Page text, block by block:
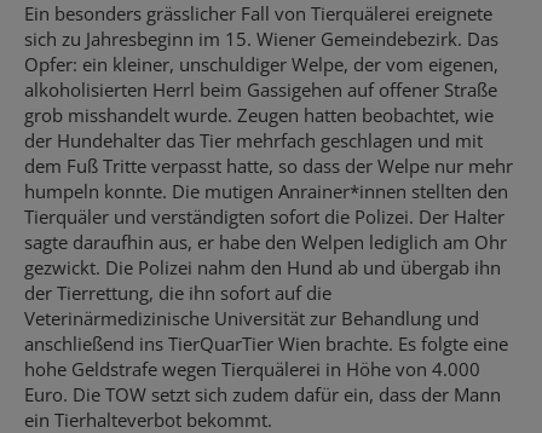
Ein besonders grässlicher Fall von Tierquälerei ereignete
sich zu Jahresbeginn im 15. Wiener Gemeindebezirk. Das
Opfer: ein kleiner, unschuldiger Welpe, der vom eigenen,
alkoholisierten Herrl beim Gassigehen auf offener Straße
grob misshandelt wurde. Zeugen hatten beobachtet, wie
der Hundehalter das Tier mehrfach geschlagen und mit
dem Fuß Tritte verpasst hatte, so dass der Welpe nur mehr
humpeln konnte. Die mutigen Anrainer*innen stellten den
Tierquäler und verständigten sofort die Polizei. Der Halter
sagte daraufhin aus, er habe den Welpen lediglich am Ohr
gezwickt. Die Polizei nahm den Hund ab und übergab ihn
der Tierrettung, die ihn sofort auf die
Veterinärmedizinische Universität zur Behandlung und
anschließend ins TierQuarTier Wien brachte. Es folgte eine
hohe Geldstrafe wegen Tierquälerei in Höhe von 4.000
Euro. Die TOW setzt sich zudem dafür ein, dass der Mann
ein Tierhalteverbot bekommt.